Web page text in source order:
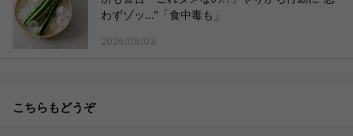
わずゾッ…"「食中毒も」
2026/08/03
こちらもどうぞ